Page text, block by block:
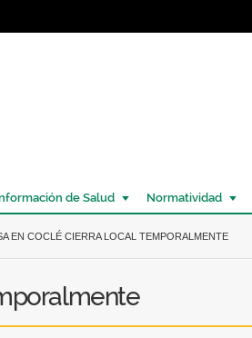
de Salud Normatividad
EN COCLÉ CIERRA LOCAL TEMPORALMENTE